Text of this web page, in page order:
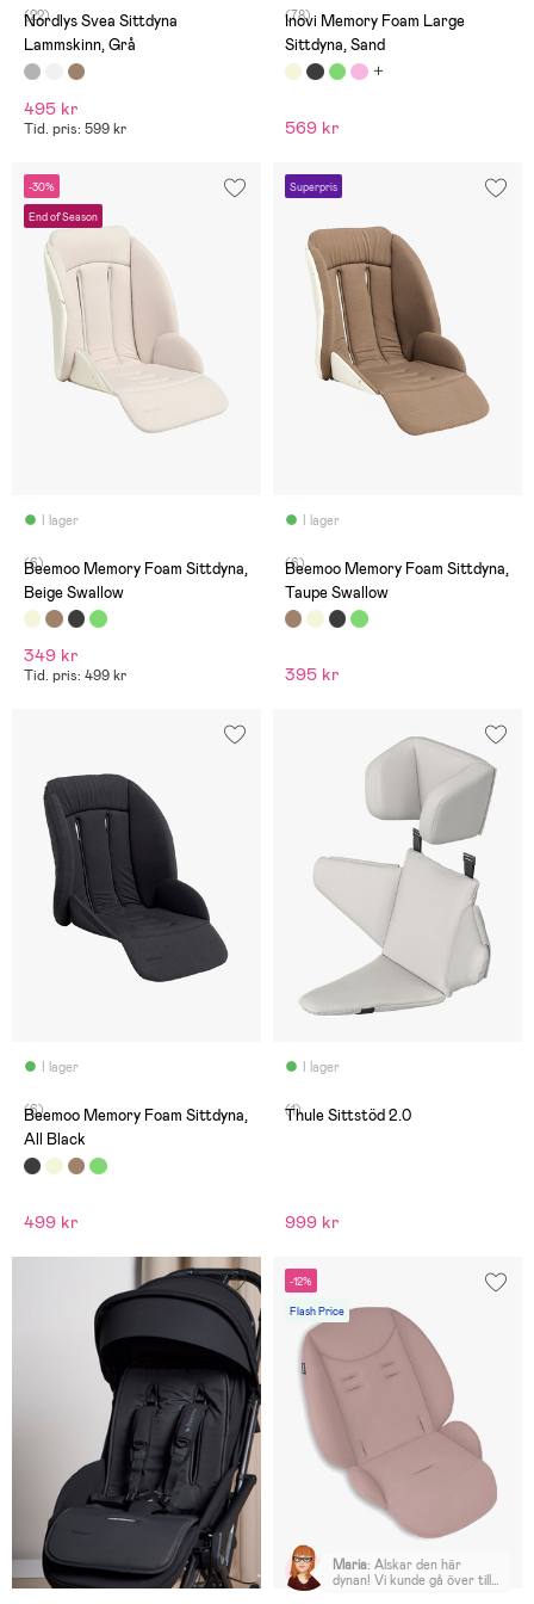
(22)
Nordlys Svea Sittdyna
Lammskinn, Grå
495 kr
Tid. pris: 599 kr
(78)
Inovi Memory Foam Large
Sittdyna, Sand
569 kr
-30%
End of Season
I lager
(6)
Beemoo Memory Foam Sittdyna,
Beige Swallow
349 kr
Tid. pris: 499 kr
Superpris
I lager
(6)
Beemoo Memory Foam Sittdyna,
Taupe Swallow
395 kr
I lager
(6)
Beemoo Memory Foam Sittdyna,
All Black
499 kr
I lager
(1)
Thule Sittstöd 2.0
999 kr
-12%
Flash Price
Maria: Älskar den här
dynan! Vi kunde gå över till